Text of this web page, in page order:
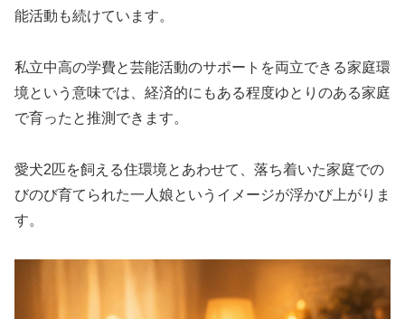
能活動も続けています。
私立中高の学費と芸能活動のサポートを両立できる家庭環
境という意味では、経済的にもある程度ゆとりのある家庭
で育ったと推測できます。
愛犬2匹を飼える住環境とあわせて、落ち着いた家庭での
びのび育てられた一人娘というイメージが浮かび上がりま
す。